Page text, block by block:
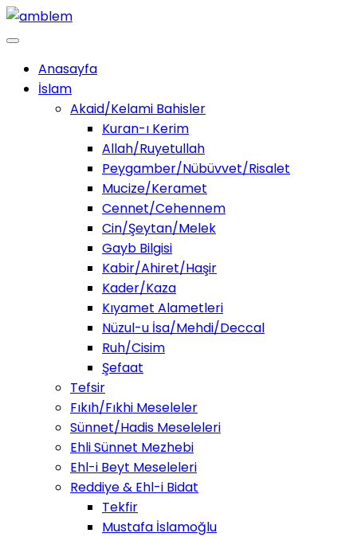
Anasayfa
İslam
Akaid/Kelami Bahisler
Kuran-ı Kerim
Allah/Ruyetullah
Peygamber/Nübüvvet/Risalet
Mucize/Keramet
Cennet/Cehennem
Cin/Şeytan/Melek
Gayb Bilgisi
Kabir/Ahiret/Haşir
Kader/Kaza
Kıyamet Alametleri
Nüzul-u İsa/Mehdi/Deccal
Ruh/Cisim
Şefaat
Tefsir
Fıkıh/Fıkhi Meseleler
Sünnet/Hadis Meseleleri
Ehli Sünnet Mezhebi
Ehl-i Beyt Meseleleri
Reddiye & Ehl-i Bidat
Tekfir
Mustafa İslamoğlu